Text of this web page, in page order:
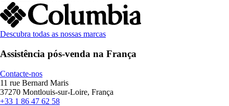
Descubra todas as nossas marcas
Assistência pós-venda na França
Contacte-nos
11 rue Bernard Maris
37270 Montlouis-sur-Loire, França
+33 1 86 47 62 58